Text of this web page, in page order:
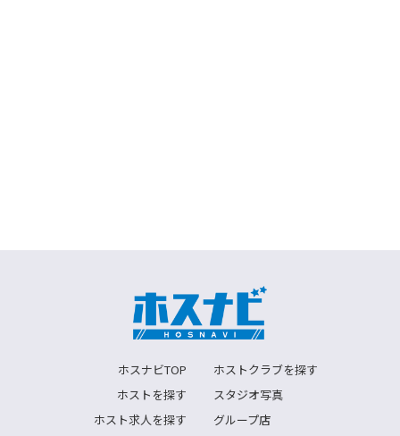
ホスナビTOP
ホストクラブを探す
ホストを探す
スタジオ写真
ホスト求人を探す
グループ店